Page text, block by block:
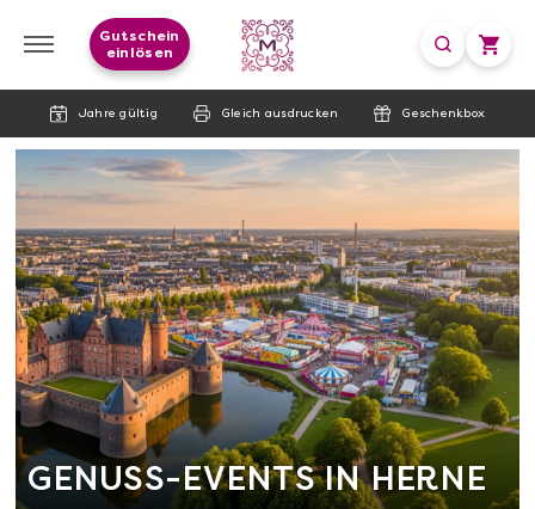
Jahre gültig Gleich ausdrucken Geschenkbox
Gutschein
einlösen
GENUSS-EVENTS IN HERNE